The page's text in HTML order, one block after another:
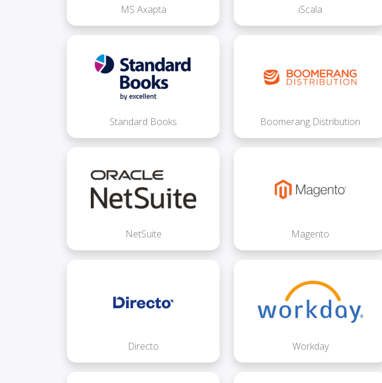
MS Axapta iScala
Standard Books Boomerang Distribution
NetSuite Magento
Directo Workday